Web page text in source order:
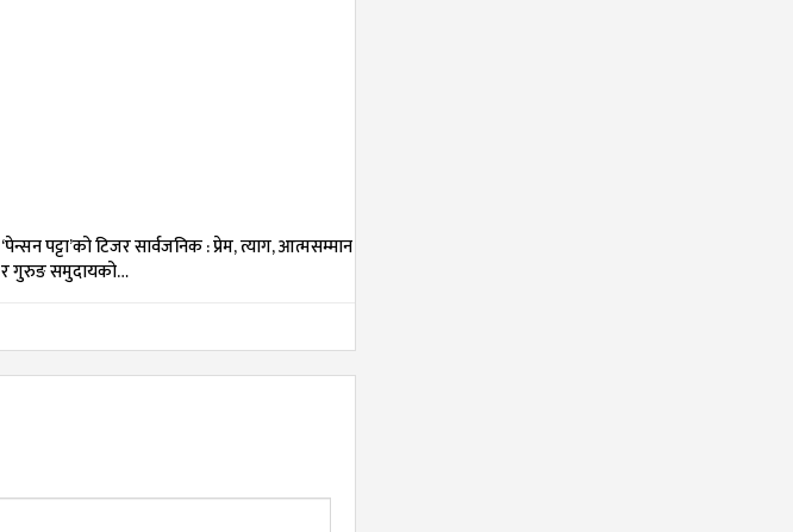
‘पेन्सन पट्टा’को टिजर सार्वजनिक : प्रेम, त्याग, आत्मसम्मान
र गुरुङ समुदायको…